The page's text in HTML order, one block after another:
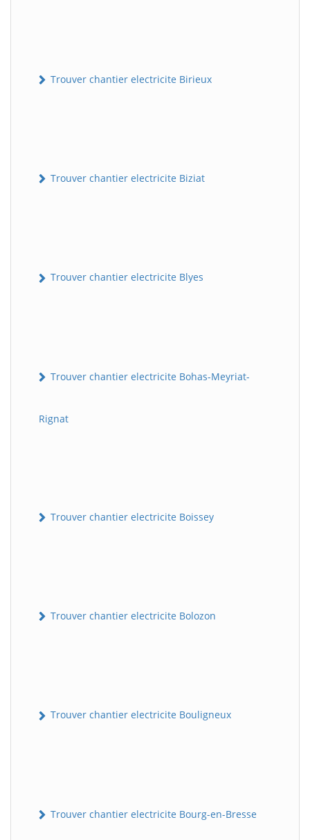
Trouver chantier electricite Birieux
Trouver chantier electricite Biziat
Trouver chantier electricite Blyes
Trouver chantier electricite Bohas-Meyriat-
Rignat
Trouver chantier electricite Boissey
Trouver chantier electricite Bolozon
Trouver chantier electricite Bouligneux
Trouver chantier electricite Bourg-en-Bresse